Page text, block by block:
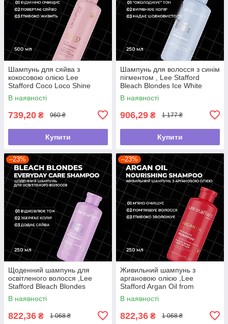
Шампунь для сяйва з
кокосовою олією Lee
Stafford Coco Loco Shine
Shampoo, 500 мл
В наявності
739,20 ₴ 960 ₴
Купити
Шампунь для волосся з синім
пігментом , Lee Stafford
Bleach Blondes Ice White
Toning Shampoo ,250мл
В наявності
906,29 ₴ 1 177 ₴
Купити
–23%
Щоденний шампунь для
освітленого волосся ,Lee
Stafford Bleach Blondes
,250мл
В наявності
822,36 ₴ 1 068 ₴
–23%
Живильний шампунь з
аргановою олією ,Lee
Stafford Argan Oil from
Morocco Nourishing Shampoo
,250мл
В наявності
822,36 ₴ 1 068 ₴